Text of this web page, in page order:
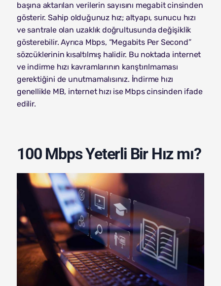
başına aktarılan verilerin sayısını megabit cinsinden
gösterir. Sahip olduğunuz hız; altyapı, sunucu hızı
ve santrale olan uzaklık doğrultusunda değişiklik
gösterebilir. Ayrıca Mbps, “Megabits Per Second”
sözcüklerinin kısaltılmış halidir. Bu noktada internet
ve indirme hızı kavramlarının karıştırılmaması
gerektiğini de unutmamalısınız. İndirme hızı
genellikle MB, internet hızı ise Mbps cinsinden ifade
edilir.
100 Mbps Yeterli Bir Hız mı?